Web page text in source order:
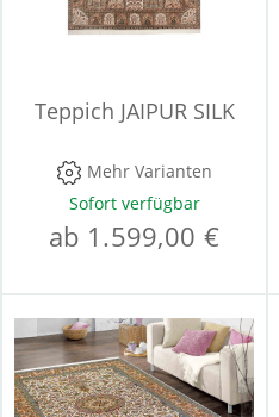
Teppich JAIPUR SILK
Mehr Varianten
Sofort verfügbar
ab 1.599,00 €